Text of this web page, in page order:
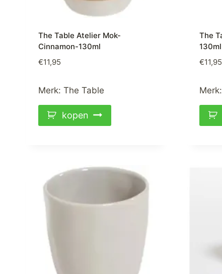
The Table Atelier Mok-
Cinnamon-130ml
€11,95
Merk: The Table
kopen
The
130ml
€11,95
Merk: